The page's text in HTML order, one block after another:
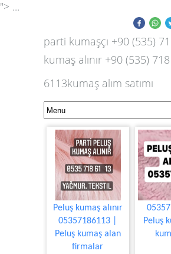
"> ...
parti kumaşçı +90 (535)
kumaş alınır +90 (535) 718
6113kumaş alım satımı
Peluş kumaş alınır
05357186113 |
Peluş kumaş alan
firmalar
Peluş